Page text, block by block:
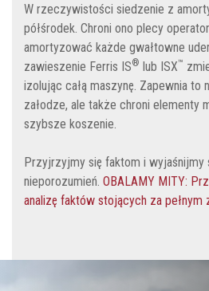
W rzeczywistości siedzenie z
półśrodek. Chroni ono plecy
amortyzować każde gwałtowne
zawieszenie Ferris IS® lub ISX™
izolując całą maszynę. Zapewnia
załodze, ale także chroni elementy
szybsze koszenie.
Przyjrzyjmy się faktom i wyjaśnijmy
nieporozumień. OBALAMY MITY:
analizę faktów stojących za pełnym